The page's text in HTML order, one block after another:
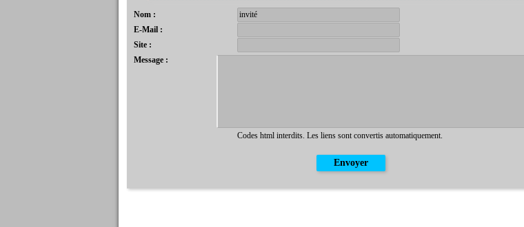
Nom :
E-Mail :
Site :
Message :
Codes html interdits. Les liens sont convertis automatiquement.